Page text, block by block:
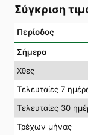
Σύγκριση
Περίοδος
Σήμερα
Χθες
Τελευταίες 7
Τελευταίες 30
Τρέχων μήνας